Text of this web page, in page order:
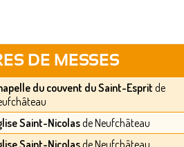
DE MESSES
du couvent du Saint-Esprit de
Saint-Nicolasde Neufchâteau
Saint-Nicolasde Neufchâteau